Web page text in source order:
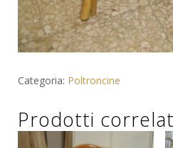
Categoria: Poltroncine
Prodotti